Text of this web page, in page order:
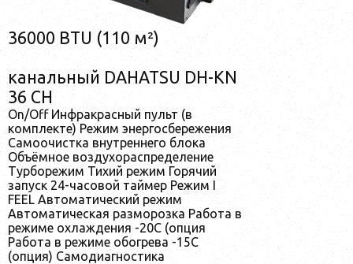
36000 BTU (110 м²)
канальный DAHATSU DH-KN
36 CH
On/Off Инфракрасный пульт (в
комплекте) Режим энергосбережения
Самоочистка внутреннего блока
Объёмное воздухораспределение
Турборежим Тихий режим Горячий
запуск 24-часовой таймер Режим I
FEEL Автоматический режим
Автоматическая разморозка Работа в
режиме охлаждения -20С (опция
Работа в режиме обогрева -15С
(опция) Самодиагностика